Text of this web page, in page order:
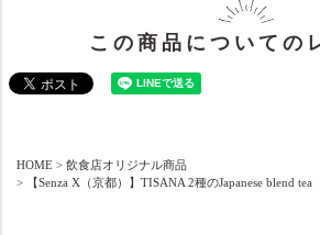
この商品についての
HOME
飲食店オリジナル商品
【Senza X（京都）】TISANA 2種のJapanese blend tea